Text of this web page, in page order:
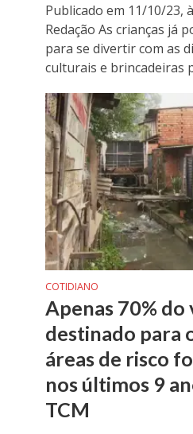
Publicado em 11/10/23,
Redação As crianças já
para se divertir com as
culturais e brincadeiras
COTIDIANO
Apenas 70% do
destinado para
áreas de risco
nos últimos 9
TCM